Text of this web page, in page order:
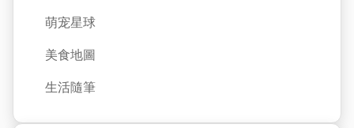
萌宠星球
美食地圖
生活隨筆